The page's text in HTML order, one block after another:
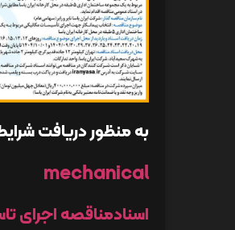
به منظور دریافت
mechanical
اسنادمناقصه اجرای